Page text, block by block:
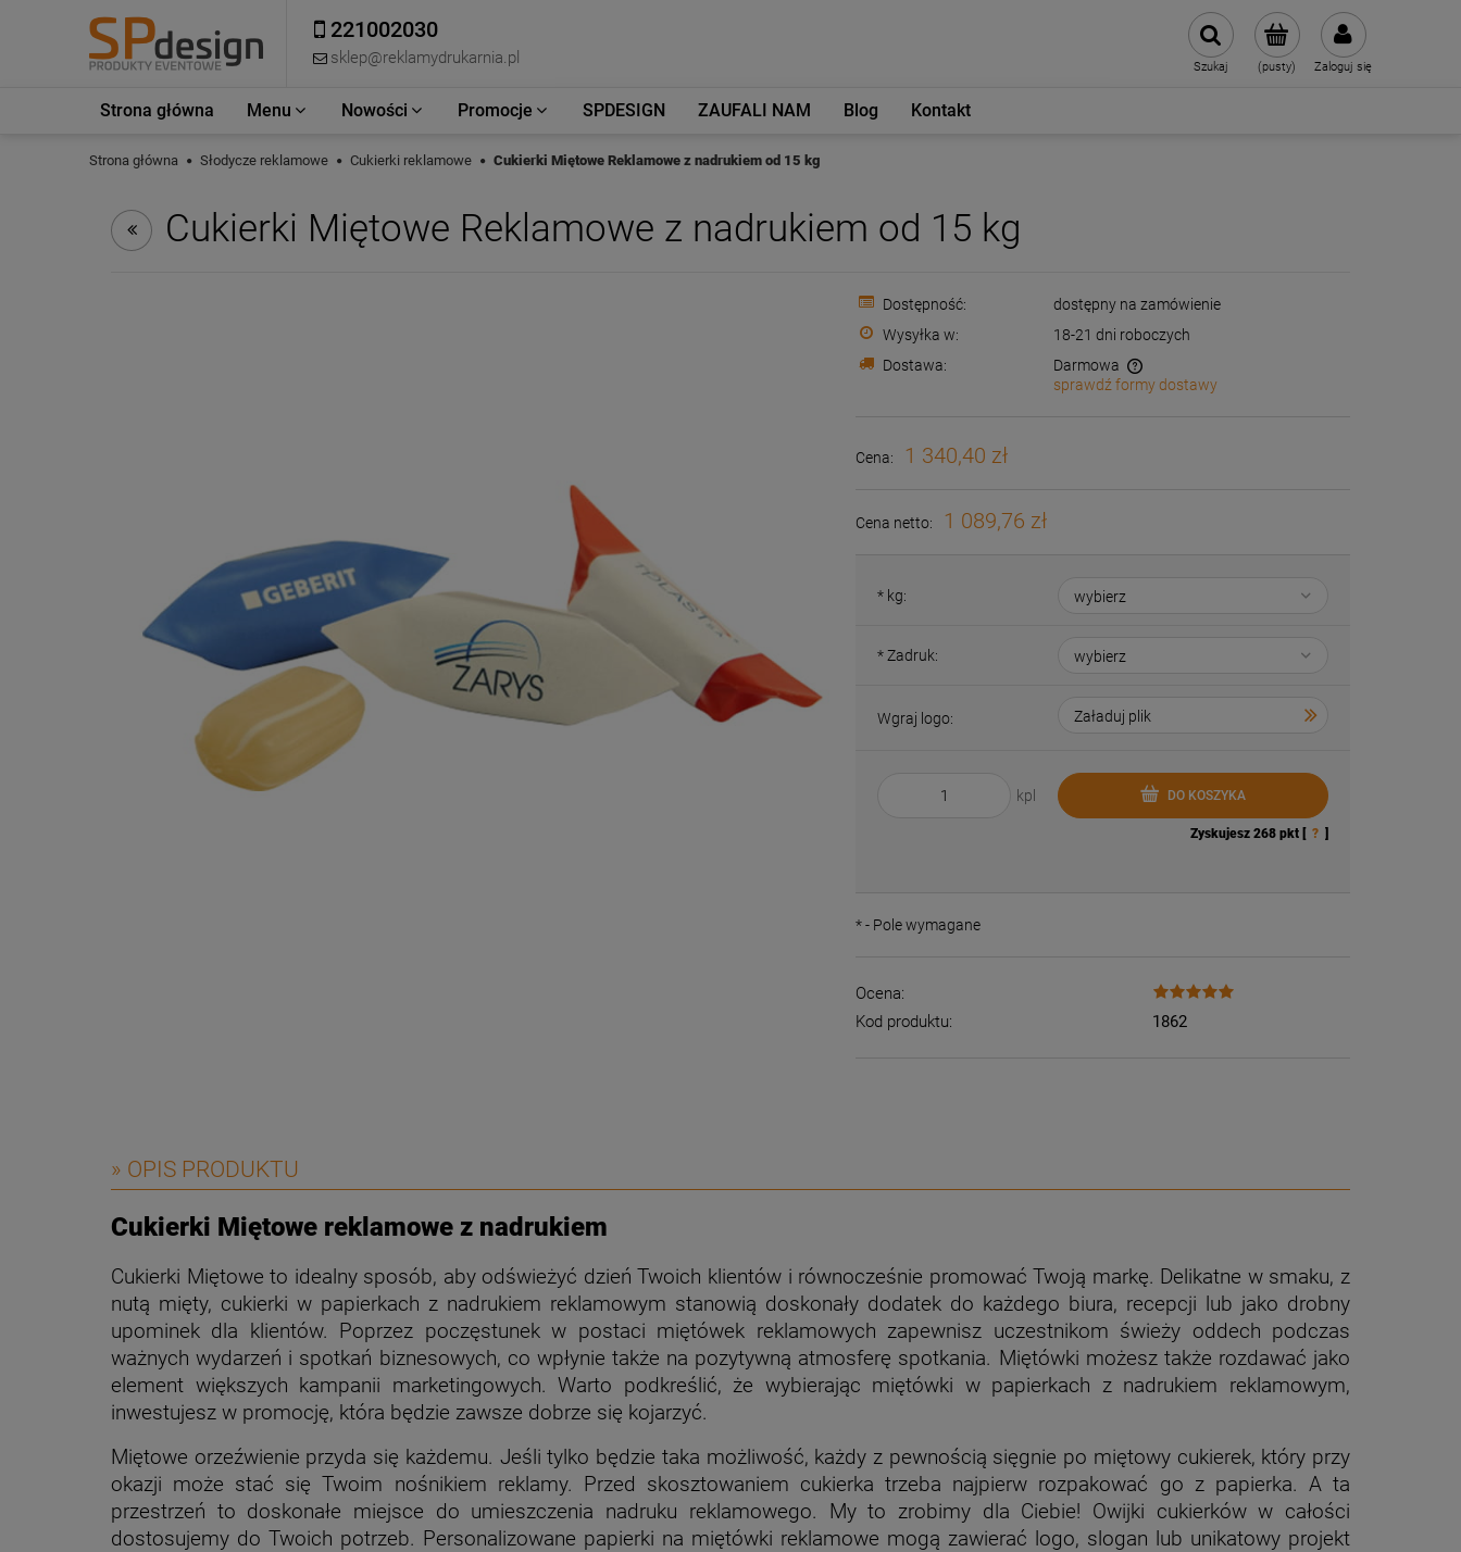
221002030
sklep@reklamydrukarnia.pl (pusty) Zaloguj się
Szukaj
Strona główna Menu Nowości Promocje SPDESIGN ZAUFALI NAM Blog Kontakt
Strona główna Słodycze reklamowe Cukierki reklamowe Cukierki Miętowe Reklamowe z nadrukiem od 15 kg
Cukierki Miętowe Reklamowe z nadrukiem od 15 kg
Dostępność:
dostępny na zamówienie
Wysyłka w:
18-21 dni roboczych
Dostawa:
Darmowa
sprawdź formy dostawy
Cena: 1 340,40 zł
Cena netto: 1 089,76 zł
* kg:
*Zadruk:
Wgraj logo:
kpl DO KOSZYKA
Zyskujesz 268pkt [ ? ]
*- Pole wymagane
Ocena:
Kod produktu:
1862
» OPIS PRODUKTU
Cukierki Miętowe reklamowe z nadrukiem
Cukierki Miętowe to idealny sposób, aby odświeżyć dzień Twoich klientów i równocześnie promować Twoją markę. Delikatne w smaku, z
nutą mięty, cukierki w papierkach z nadrukiem reklamowym stanowią doskonały dodatek do każdego biura, recepcji lub jako drobny
upominek dla klientów. Poprzez poczęstunek w postaci miętówek reklamowych zapewnisz uczestnikom świeży oddech podczas
ważnych wydarzeń i spotkań biznesowych, co wpłynie także na pozytywną atmosferę spotkania. Miętówki możesz także rozdawać jako
element większych kampanii marketingowych. Warto podkreślić, że wybierając miętówki w papierkach z nadrukiem reklamowym,
inwestujesz w promocję, która będzie zawsze dobrze się kojarzyć.
Miętowe orzeźwienie przyda się każdemu. Jeśli tylko będzie taka możliwość, każdy z pewnością sięgnie po miętowy cukierek, który przy
okazji może stać się Twoim nośnikiem reklamy. Przed skosztowaniem cukierka trzeba najpierw rozpakować go z papierka. A ta
przestrzeń to doskonałe miejsce do umieszczenia nadruku reklamowego. My to zrobimy dla Ciebie! Owijki cukierków w całości
dostosujemy do Twoich potrzeb. Personalizowane papierki na miętówki reklamowe mogą zawierać logo, slogan lub unikatowy projekt